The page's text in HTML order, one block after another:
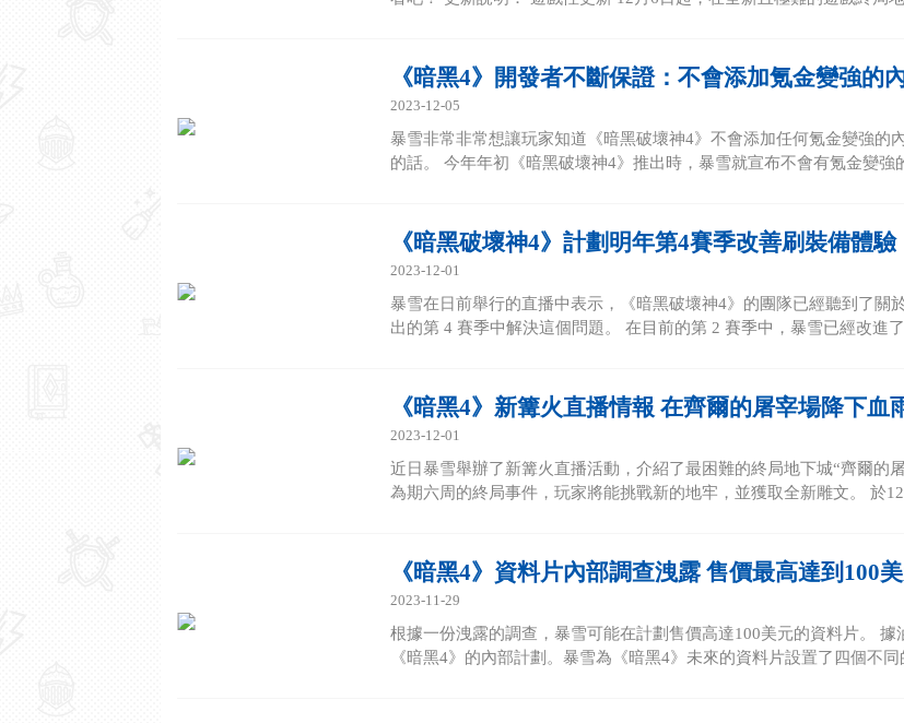
《暗黑4》開發者不斷保證：不會添加氪金變強的
2023-12-05
暴雪非常非常想讓玩家知道《暗黑破壞神4》不會添加任何氪金變強的
的話。 今年年初《暗黑破壞神4》推出時，暴雪就宣布不會有氪金變強
《暗黑破壞神4》計劃明年第4賽季改善刷裝備體驗
2023-12-01
暴雪在日前舉行的直播中表示，《暗黑破壞神4》的團隊已經聽到了關
出的第 4 賽季中解決這個問題。 在目前的第 2 賽季中，暴雪已經改進
《暗黑4》新篝火直播情報 在齊爾的屠宰場降下血
2023-12-01
近日暴雪舉辦了新篝火直播活動，介紹了最困難的終局地下城“齊爾的
為期六周的終局事件，玩家將能挑戰新的地牢，並獲取全新雕文。 於
《暗黑4》資料片內部調查洩露 售價最高達到100
2023-11-29
根據一份洩露的調查，暴雪可能在計劃售價高達100美元的資料片。
《暗黑4》的內部計劃。暴雪為《暗黑4》未來的資料片設置了四個不同